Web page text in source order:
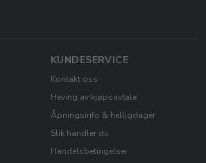
KUNDESERVICE
Kontakt oss
Heving av kjøpsavtale
Åpningsinfo & helligdager
Slik handler du
Handelsbetingelser